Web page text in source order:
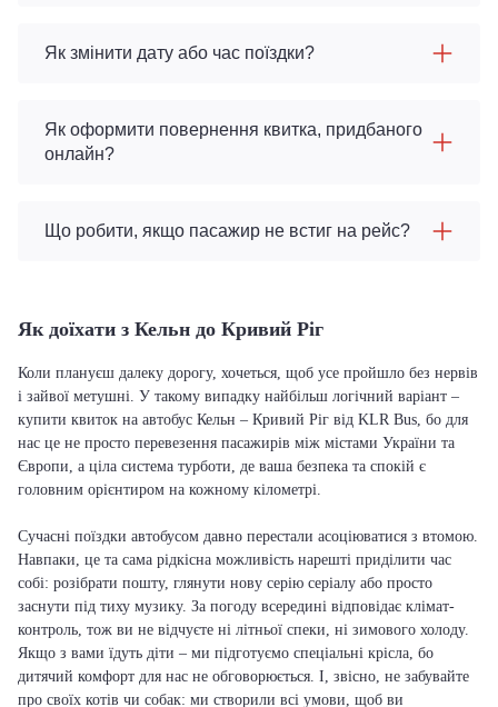
Як змінити дату або час поїздки?
Як оформити повернення квитка, придбаного
онлайн?
Що робити, якщо пасажир не встиг на рейс?
Як доїхати з Кельн до Кривий Ріг
Коли плануєш далеку дорогу, хочеться, щоб усе пройшло без нервів
і зайвої метушні. У такому випадку найбільш логічний варіант –
купити квиток на автобус Кельн – Кривий Ріг від KLR Bus, бо для
нас це не просто перевезення пасажирів між містами України та
Європи, а ціла система турботи, де ваша безпека та спокій є
головним орієнтиром на кожному кілометрі.
Сучасні поїздки автобусом давно перестали асоціюватися з втомою.
Навпаки, це та сама рідкісна можливість нарешті приділити час
собі: розібрати пошту, глянути нову серію серіалу або просто
заснути під тиху музику. За погоду всередині відповідає клімат-
контроль, тож ви не відчуєте ні літньої спеки, ні зимового холоду.
Якщо з вами їдуть діти – ми підготуємо спеціальні крісла, бо
дитячий комфорт для нас не обговорюється. І, звісно, не забувайте
про своїх котів чи собак: ми створили всі умови, щоб ви